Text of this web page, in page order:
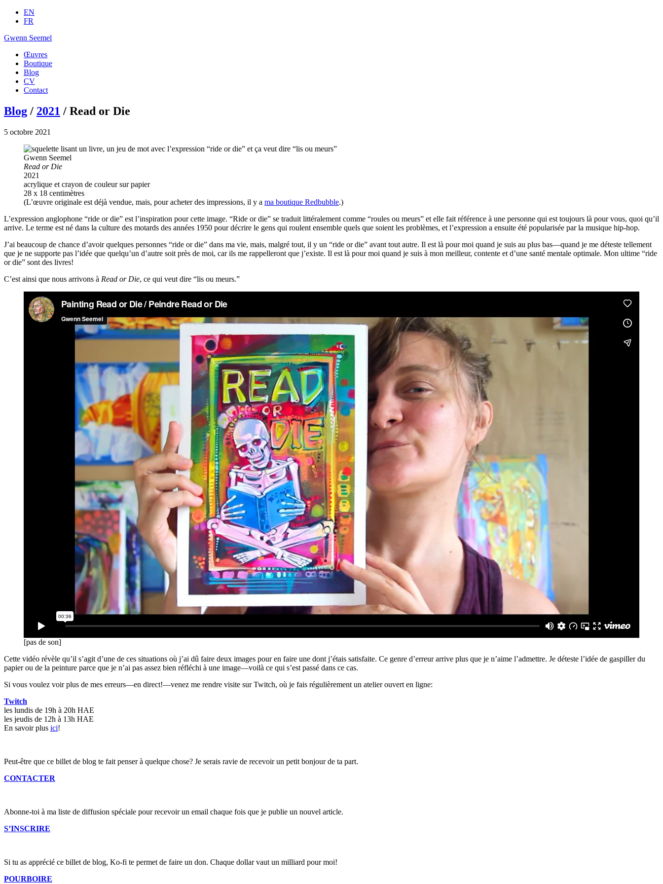
EN
FR
Gwenn Seemel
Œuvres
Boutique
Blog
CV
Contact
Blog / 2021 / Read or Die
5 octobre 2021
Gwenn Seemel
Read or Die
2021
acrylique et crayon de couleur sur papier
28 x 18 centimètres
(L’œuvre originale est déjà vendue, mais, pour acheter des impressions, il y a ma boutique Redbubble.)
L’expression anglophone “ride or die” est l’inspiration pour cette image. “Ride or die” se traduit littéralement comme “roules ou meurs” et elle fait référence à une personne qui est toujours là pour vous, quoi qu’il
arrive. Le terme est né dans la culture des motards des années 1950 pour décrire le gens qui roulent ensemble quels que soient les problèmes, et l’expression a ensuite été popularisée par la musique hip-hop.
J’ai beaucoup de chance d’avoir quelques personnes “ride or die” dans ma vie, mais, malgré tout, il y un “ride or die” avant tout autre. Il est là pour moi quand je suis au plus bas—quand je me déteste tellement
que je ne supporte pas l’idée que quelqu’un d’autre soit près de moi, car ils me rappelleront que j’existe. Il est là pour moi quand je suis à mon meilleur, contente et d’une santé mentale optimale. Mon ultime “ride
or die” sont des livres!
C’est ainsi que nous arrivons à Read or Die, ce qui veut dire “lis ou meurs.”
[pas de son]
Cette vidéo révèle qu’il s’agit d’une de ces situations où j’ai dû faire deux images pour en faire une dont j’étais satisfaite. Ce genre d’erreur arrive plus que je n’aime l’admettre. Je déteste l’idée de gaspiller du
papier ou de la peinture parce que je n’ai pas assez bien réfléchi à une image—voilà ce qui s’est passé dans ce cas.
Si vous voulez voir plus de mes erreurs—en direct!—venez me rendre visite sur Twitch, où je fais régulièrement un atelier ouvert en ligne:
Twitch
les lundis de 19h à 20h HAE
les jeudis de 12h à 13h HAE
En savoir plus ici!
Peut-être que ce billet de blog te fait penser à quelque chose? Je serais ravie de recevoir un petit bonjour de ta part.
CONTACTER
Abonne-toi à ma liste de diffusion spéciale pour recevoir un email chaque fois que je publie un nouvel article.
S’INSCRIRE
Si tu as apprécié ce billet de blog, Ko-fi te permet de faire un don. Chaque dollar vaut un milliard pour moi!
POURBOIRE